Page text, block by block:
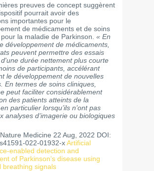
preuves de concept suggèrent
pourrait avoir des
importantes pour le
de médicaments et de soins
la maladie de Parkinson. « En
développement de médicaments,
peuvent permettre des essais
durée nettement plus courte
de participants, accélérant
le développement de nouvelles
En termes de soins cliniques,
peut faciliter considérablement
des patients atteints de la
particulier lorsqu’ils n’ont pas
analyses d’imagerie ou biologiques
Nature Medicine 22 Aug, 2022 DOI:
022-01932-xArtificial
enabled detection and
of Parkinson’s disease using
breathing signals